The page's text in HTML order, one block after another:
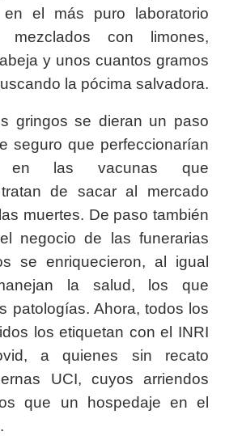
el más puro laboratorio
mezclados con limones,
y unos cuantos gramos
la pócima salvadora.
gringos se dieran un paso
seguro que perfeccionarían
en las vacunas que
de sacar al mercado
muertes. De paso también
negocio de las funerarias
se enriquecieron, al igual
la salud, los que
patologías. Ahora, todos los
los etiquetan con el INRI
a quienes sin recato
UCI, cuyos arriendos
que un hospedaje en el